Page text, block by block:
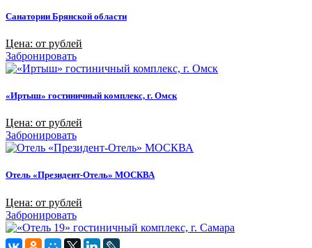
Санатории Брянской области
Цена: от рублей
Забронировать
«Иртыш» гостиничный комплекс, г. Омск
Цена: от рублей
Забронировать
Отель «Президент-Отель» МОСКВА
Цена: от рублей
Забронировать